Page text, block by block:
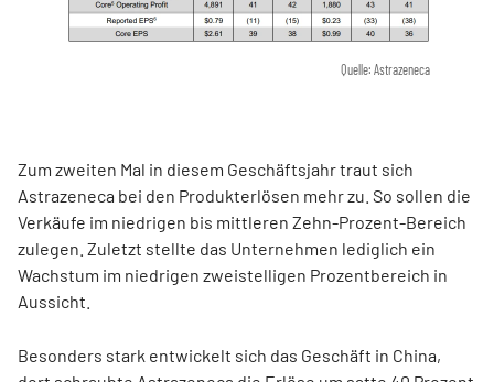
Quelle: Astrazeneca
Zum zweiten Mal in diesem Geschäftsjahr traut sich
Astrazeneca bei den Produkterlösen mehr zu. So sollen die
Verkäufe im niedrigen bis mittleren Zehn-Prozent-Bereich
zulegen. Zuletzt stellte das Unternehmen lediglich ein
Wachstum im niedrigen zweistelligen Prozentbereich in
Aussicht.
Besonders stark entwickelt sich das Geschäft in China,